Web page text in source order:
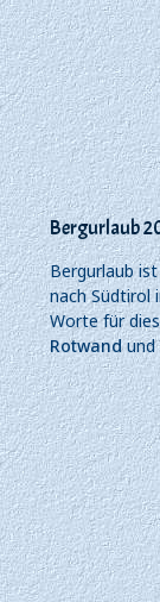
Bergurlaub
Bergurlaub
nach Südtirol
Worte für
Rotwandund